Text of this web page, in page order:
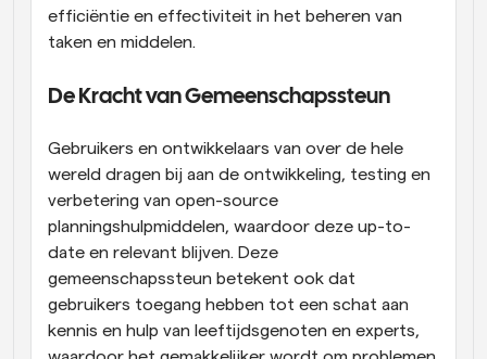
efficiëntie en effectiviteit in het beheren van
taken en middelen.
De Kracht van Gemeenschapssteun
Gebruikers en ontwikkelaars van over de hele
wereld dragen bij aan de ontwikkeling, testing en
verbetering van open-source
planningshulpmiddelen, waardoor deze up-to-
date en relevant blijven. Deze
gemeenschapssteun betekent ook dat
gebruikers toegang hebben tot een schat aan
kennis en hulp van leeftijdsgenoten en experts,